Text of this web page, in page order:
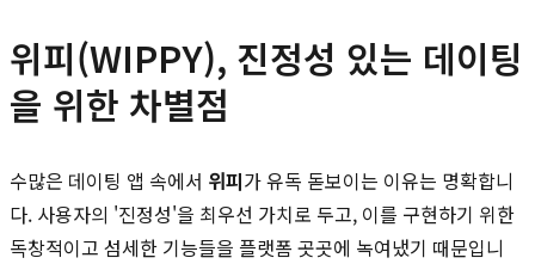
위피(WIPPY), 진정성 있는 데이팅
을 위한 차별점
수많은 데이팅 앱 속에서 위피가 유독 돋보이는 이유는 명확합니
다. 사용자의 '진정성'을 최우선 가치로 두고, 이를 구현하기 위한
독창적이고 섬세한 기능들을 플랫폼 곳곳에 녹여냈기 때문입니